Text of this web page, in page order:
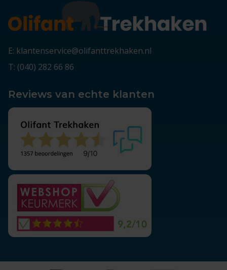
E: klantenservice@olifanttrekhaken.nl
T: (040) 282 66 86
Reviews van echte klanten